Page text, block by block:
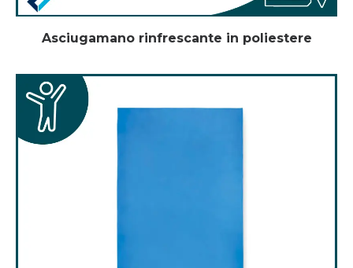
Asciugamano rinfrescante in poliestere